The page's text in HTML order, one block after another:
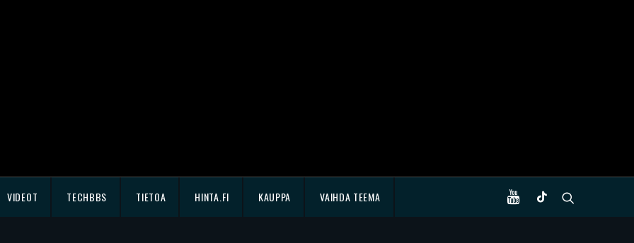
VIDEOT TECHBBS TIETOA HINTA.FI KAUPPA VAIHDA TEEMA